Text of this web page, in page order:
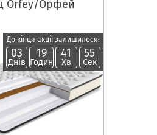
Orfey/Орфей
До кінця акції залишилося:
03
Днів
19
Годин
41
Хв
54
Сек